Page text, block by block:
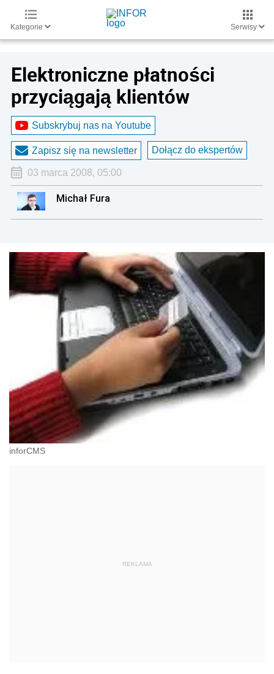
Kategorie Serwisy
Elektroniczne płatności
przyciągają klientów
Subskrybuj nas na Youtube
Zapisz się na newsletter Dołącz do ekspertów
03 marca 2008, 05:00
Michał Fura
inforCMS